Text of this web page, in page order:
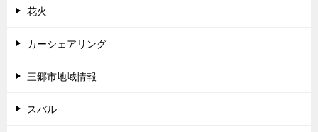
花火
カーシェアリング
三郷市地域情報
スバル